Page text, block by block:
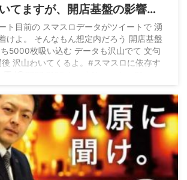
てますが、開店基盤の影響と
枚吸い込む データも沢山でて
も1週間後 沢山わいてくるよ」
ト目前の スマスロデータがツイートで 湧
けよ。 そんなもん想定内だろう 開店基盤
5000枚吸い込む データも沢山でて 文句
後 沢山わいてくるよ。#スマスロに依存す